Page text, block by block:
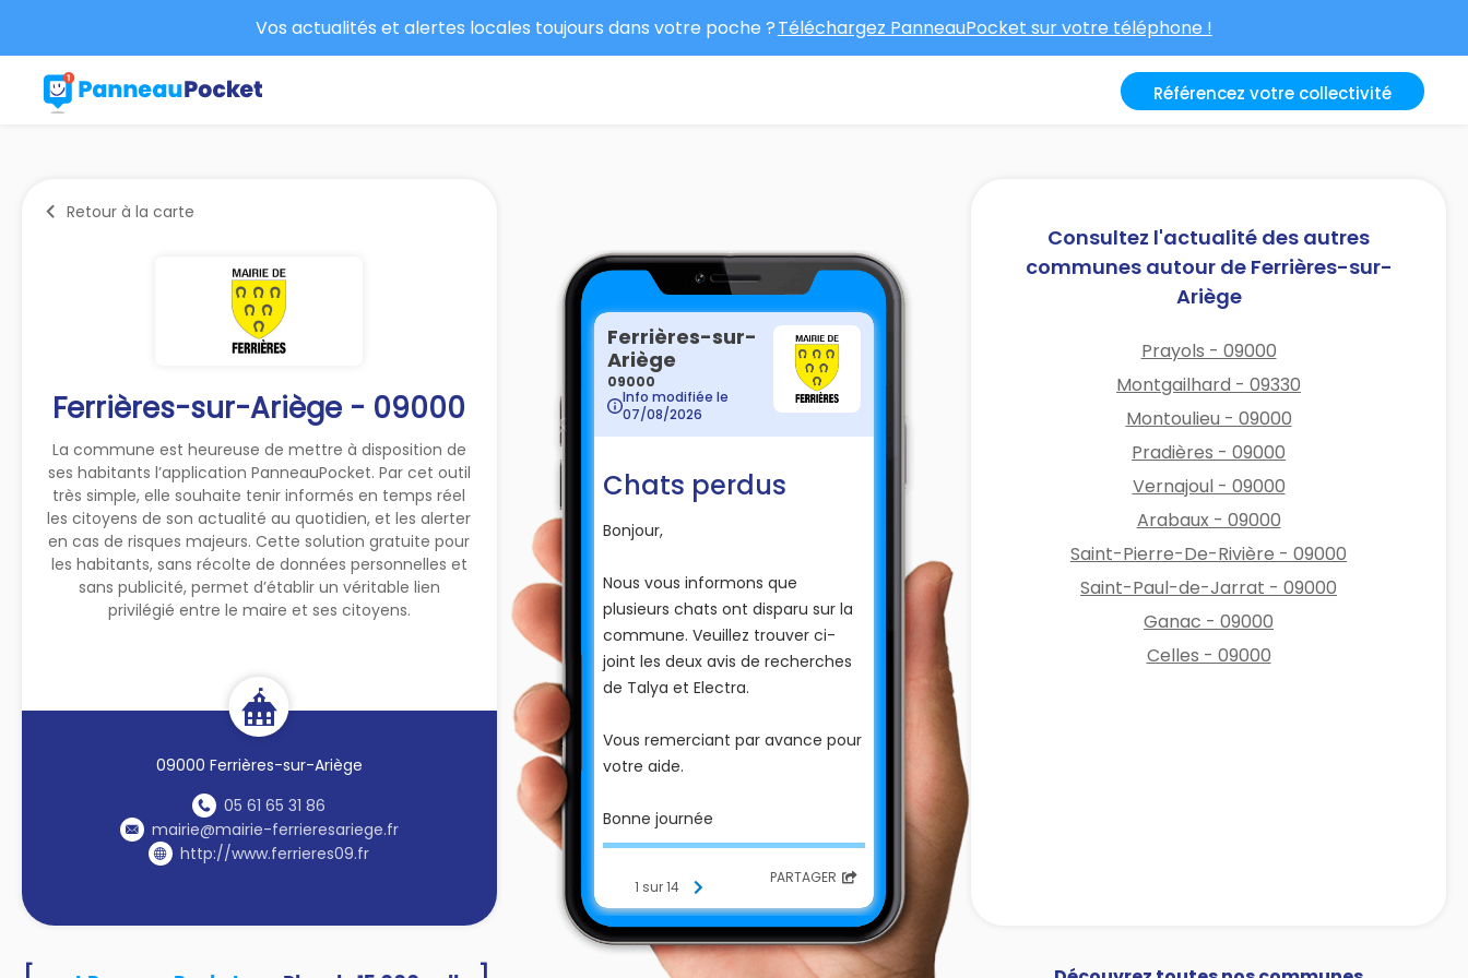
Vos actualités et alertes locales toujours dans votre poche ?Téléchargez PanneauPocket sur votre téléphone !
Référencez votre collectivité
Retour à la carte
Ferrières-sur-Ariège - 09000
La commune est heureuse de mettre à disposition de
ses habitants l’application PanneauPocket. Par cet outil
très simple, elle souhaite tenir informés en temps réel
les citoyens de son actualité au quotidien, et les alerter
en cas de risques majeurs. Cette solution gratuite pour
les habitants, sans récolte de données personnelles et
sans publicité, permet d’établir un véritable lien
privilégié entre le maire et ses citoyens.
09000 Ferrières-sur-Ariège
05 61 65 31 86
mairie@mairie-ferrieresariege.fr
http://www.ferrieres09.fr
Ferrières-sur-
Ariège
09000
Info modifiée le
07/08/2026
Chats perdus
Bonjour,
Nous vous informons que
plusieurs chats ont disparu sur la
commune. Veuillez trouver ci-
joint les deux avis de recherches
de Talya et Electra.
Vous remerciant par avance pour
votre aide.
Bonne journée
1 sur 14 PARTAGER
Consultez l'actualité des autres
communes autour de Ferrières-sur-
Ariège
Prayols - 09000
Montgailhard - 09330
Montoulieu - 09000
Pradières - 09000
Vernajoul - 09000
Arabaux - 09000
Saint-Pierre-De-Rivière - 09000
Saint-Paul-de-Jarrat - 09000
Ganac - 09000
Celles - 09000